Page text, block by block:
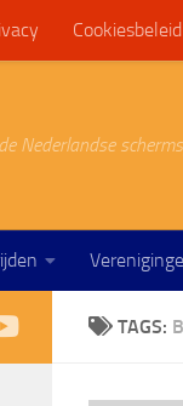
Nederlandse
TAGS: